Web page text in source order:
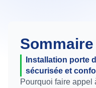
Sommaire
Installation porte
sécurisée et
Pourquoi faire appel